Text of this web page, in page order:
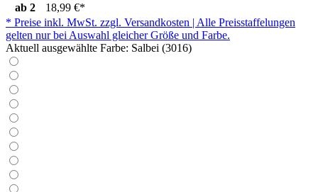
ab 2
18,99 €*
* Preise inkl. MwSt. zzgl. Versandkosten | Alle Preisstaffelungen
gelten nur bei Auswahl gleicher Größe und Farbe.
Aktuell ausgewählte Farbe: Salbei (3016)